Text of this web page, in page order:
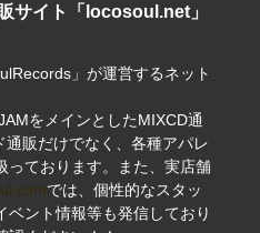
サイト「locosoul.net」
」が運営するネット
をメインとしたMIXCD通
販だけでなく、各種アパレ
っております。また、実店舗
では、個性的なスタッ
ベント情報等も発信しており